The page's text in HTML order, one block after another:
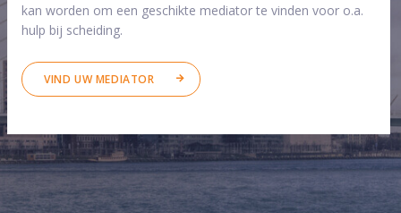
kan worden om een geschikte mediator te vinden voor o.a.
hulp bij scheiding.
VIND UW MEDIATOR